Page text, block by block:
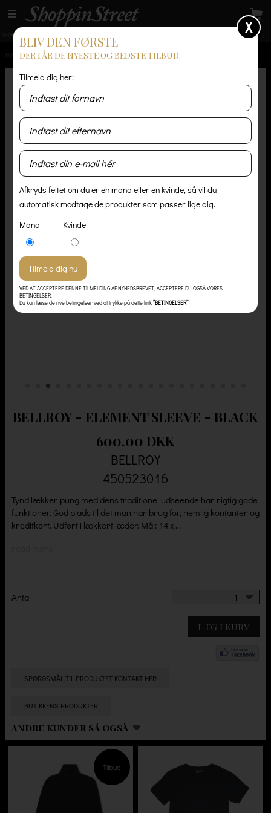
GRATIS LEVERING
FORSIDE / HERRE / ACCESSORIES / BELLROY - ELEMENT SLEEVE - BLACK
BELLROY - ELEMENT SLEEVE - BLACK
600.00 DKK
BELLROY
450523016
Tynd lækker pung med dens traditionel udseende har rigtig gode
funktioner. God plads til det man har brug for, nemlig kontanter og
kreditkort. Udført i lækkert læder. Mål: 14 x ...
Antal 1
LÆG I KURV
SPØRGSMÅL TIL PRODUKTET KONTAKT HER
BUTIKKENS PRODUKTER
ANDRE KUNDER SÅ OGSÅ
Tilbud
X
BLIV DEN FØRSTE
DER FÅR DE NYESTE OG BEDSTE TILBUD.
Tilmeld dig her:
Afkryds feltet om du er en mand eller en kvinde, så vil du
automatisk modtage de produkter som passer lige dig.
Mand
Kvinde
VED AT ACCEPTERE DENNE TILMELDING AF NYHEDSBREVET, ACCEPTERE DU OGSÅ VORES
BETINGELSER.
Du kan læse de nye betingelser ved at trykke på dette link”BETINGELSER”